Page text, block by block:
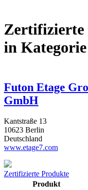
Zertifizierte
in
Futon Etage
GmbH
Kantstraße 13
10623 Berlin
Deutschland
www.etage7.com
Zertifizierte Produkte
Produkt